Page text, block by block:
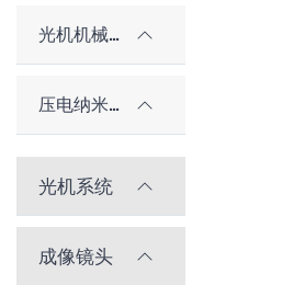
光机机械件及配件
压电纳米位移台
光机系统
成像镜头